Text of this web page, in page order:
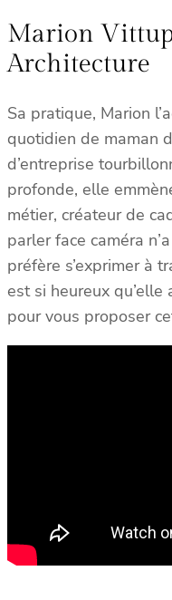
Marion
Architecture
Sa pratique, Marion
quotidien de maman
d’entreprise
profonde, elle
métier, créateur de
parler face caméra
préfère s’exprimer à
est si heureux
pour vous proposer